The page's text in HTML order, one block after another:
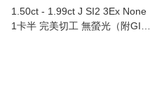
1.50ct - 1.99ct J SI2 3Ex None
1卡半 完美切工 無螢光（附GIA